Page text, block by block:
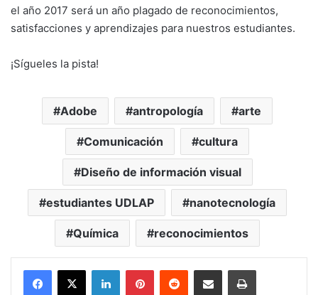
el año 2017 será un año plagado de reconocimientos,
satisfacciones y aprendizajes para nuestros estudiantes.
¡Sígueles la pista!
Adobe antropología arte
Comunicación cultura
Diseño de información visual
estudiantes UDLAP nanotecnología
Química reconocimientos
LinkedInPinterestReddit Share via Email Print